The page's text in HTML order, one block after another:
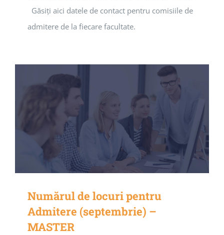
Găsiți aici datele de contact pentru comisiile de
admitere de la fiecare facultate.
Numărul de locuri pentru
Admitere (septembrie) –
MASTER